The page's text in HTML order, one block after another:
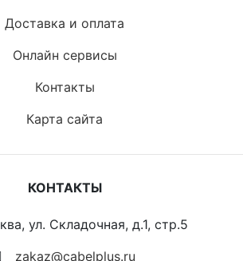
Доставка и оплата
Онлайн сервисы
Контакты
Карта сайта
КОНТАКТЫ
ул. Складочная, д.1, стр.5
zakaz@cabelplus.ru